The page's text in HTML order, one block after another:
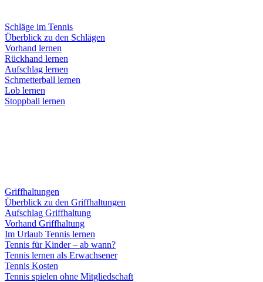
Schläge im Tennis
Überblick zu den Schlägen
Vorhand lernen
Rückhand lernen
Aufschlag lernen
Schmetterball lernen
Lob lernen
Stoppball lernen
Griffhaltungen
Überblick zu den Griffhaltungen
Aufschlag Griffhaltung
Vorhand Griffhaltung
Im Urlaub Tennis lernen
Tennis für Kinder – ab wann?
Tennis lernen als Erwachsener
Tennis Kosten
Tennis spielen ohne Mitgliedschaft